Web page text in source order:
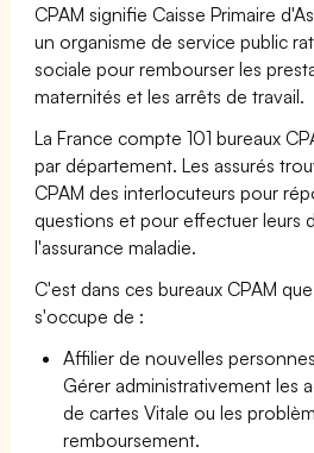
CPAM signifie Caisse Primaire
un organisme de service public
sociale pour rembourser les
maternités et les arrêts de travail.
La France compte 101 bureaux
par département. Les assurés
CPAM des interlocuteurs pour
questions et pour effectuer leurs
l'assurance maladie.
C'est dans ces bureaux CPAM
s'occupe de :
Affilier de nouvelles
Gérer administrativement les
de cartes Vitale ou les
remboursement.